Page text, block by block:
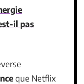
il pas
que Netflix